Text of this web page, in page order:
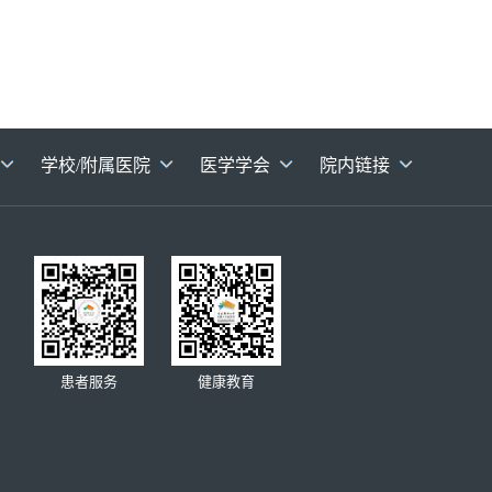
学校/附属医院 医学学会 院内链接
患者服务 健康教育